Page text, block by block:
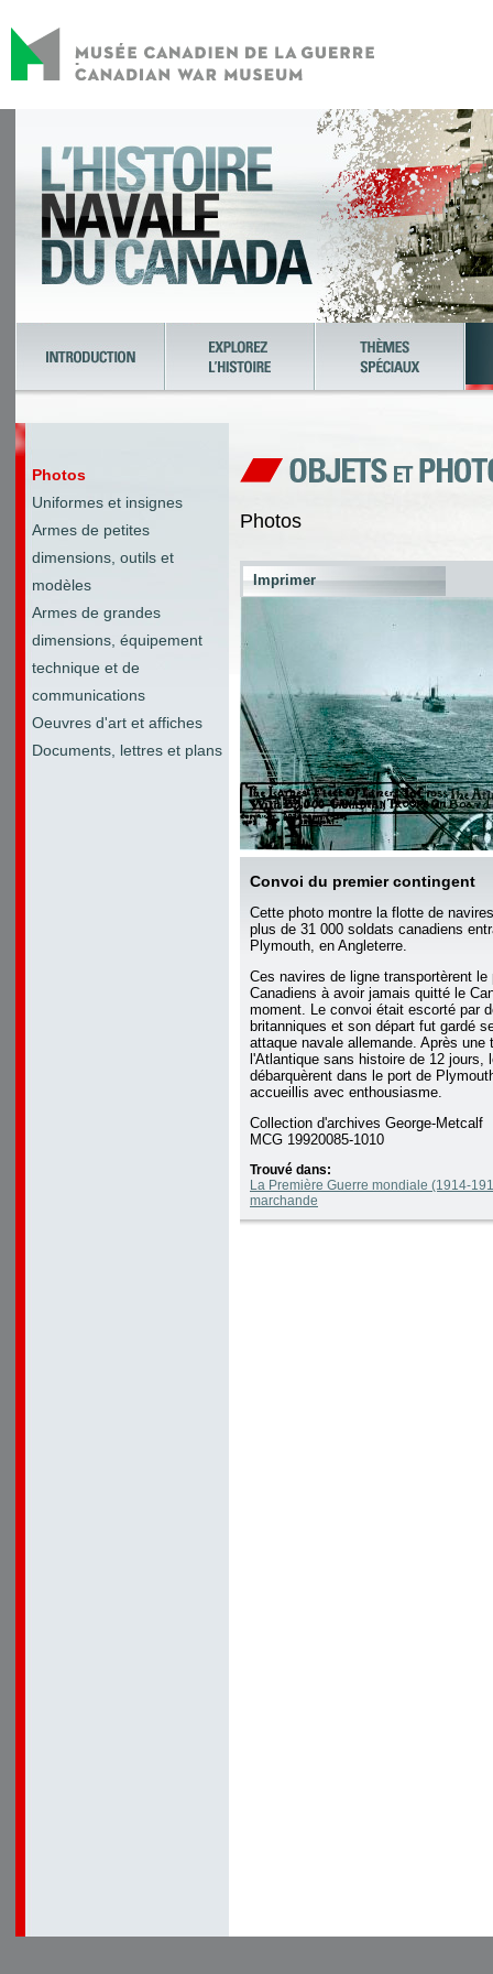
Photos
Uniformes et insignes
Armes de petites
dimensions, outils et
modèles
Armes de grandes
dimensions, équipement
technique et de
communications
Oeuvres d'art et affiches
Documents, lettres et plans
Photos
Imprimer
Convoi du premier contingent
Cette photo montre la flotte de
plus de 31 000 soldats canadiens
Plymouth, en Angleterre.
Ces navires de ligne transportèrent le
Canadiens à avoir jamais quitté le
moment. Le convoi était escorté par
britanniques et son départ fut gardé
attaque navale allemande. Après une
l'Atlantique sans histoire de 12 jours,
débarquèrent dans le port de
accueillis avec enthousiasme.
Collection d'archives George-Metcalf
MCG 19920085-1010
Trouvé dans:
La Première Guerre mondiale (1914-
marchande